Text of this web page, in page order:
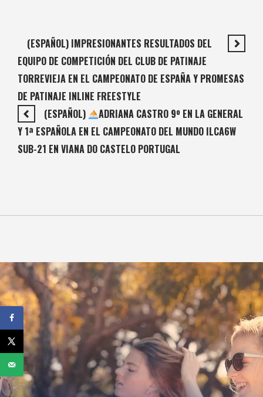
(ESPAÑOL) IMPRESIONANTES RESULTADOS DEL
EQUIPO DE COMPETICIÓN DEL CLUB DE PATINAJE
TORREVIEJA EN EL CAMPEONATO DE ESPAÑA Y PROMESAS
DE PATINAJE INLINE FREESTYLE
(ESPAÑOL)
ADRIANA CASTRO 9º EN LA GENERAL
Y 1ª ESPAÑOLA EN EL CAMPEONATO DEL MUNDO ILCA6W
SUB-21 EN VIANA DO CASTELO PORTUGAL